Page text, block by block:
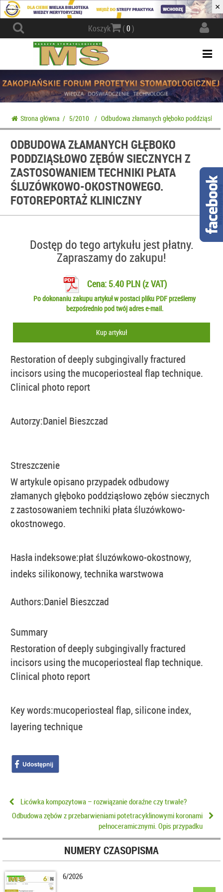
×
Koszyk (0)
Strona główna / 5/2010 / Odbudowa złamanych głęboko
ODBUDOWA ZŁAMANYCH GŁĘBOKO
PODDZIĄSŁOWO ZĘBÓW SIECZNYCH Z
ZASTOSOWANIEM TECHNIKI PŁATA
ŚLUZÓWKOWO-OKOSTNOWEGO.
FOTOREPORTAŻ KLINICZNY
Dostęp do tego artykułu jest płatny.
Zapraszamy do zakupu!
Cena: 5.40 PLN (z VAT)
Po dokonaniu zakupu artykuł w postaci pliku PDF prześlemy
bezpośrednio pod twój adres e-mail.
Kup artykuł
Restoration of deeply subgingivally fractured
incisors using the mucoperiosteal flap technique.
Clinical photo report
Autorzy:Daniel Bieszczad
Streszczenie
W artykule opisano przypadek odbudowy
złamanych głęboko poddziąsłowo zębów siecznych
z zastosowaniem techniki płata śluzówkowo-
okostnowego.
Hasła indeksowe:płat śluzówkowo-okostnowy,
indeks silikonowy, technika warstwowa
Authors:Daniel Bieszczad
Summary
Restoration of deeply subgingivally fractured
incisors using the mucoperiosteal flap technique.
Clinical photo report
Key words:mucoperiosteal flap, silicone index,
layering technique
Licówka kompozytowa – rozwiązanie doraźne czy trwałe?
Odbudowa zębów z przebarwieniami potetracyklinowymi koronami
pełnoceramicznymi. Opis przypadku
NUMERY CZASOPISMA
6/2026